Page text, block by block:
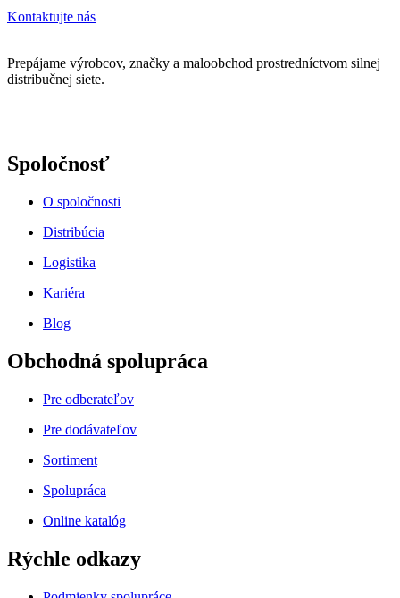
Kontaktujte nás
Prepájame výrobcov, značky a maloobchod prostredníctvom silnej
distribučnej siete.
Spoločnosť
O spoločnosti
Distribúcia
Logistika
Kariéra
Blog
Obchodná spolupráca
Pre odberateľov
Pre dodávateľov
Sortiment
Spolupráca
Online katalóg
Rýchle odkazy